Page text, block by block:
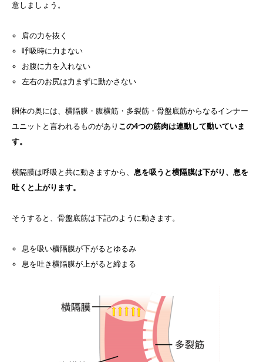
意しましょう。
肩の力を抜く
呼吸時に力まない
お腹に力を入れない
左右のお尻は力まずに動かさない
胴体の奥には、横隔膜・腹横筋・多裂筋・骨盤底筋からなるインナー
ユニットと言われるものがあり この4つの筋肉は連動して動いていま
す。
横隔膜は呼吸と共に動きますから、 息を吸うと横隔膜は下がり、息を
吐くと上がります。
そうすると、骨盤底筋は下記のように動きます。
息を吸い横隔膜が下がるとゆるみ
息を吐き横隔膜が上がると締まる